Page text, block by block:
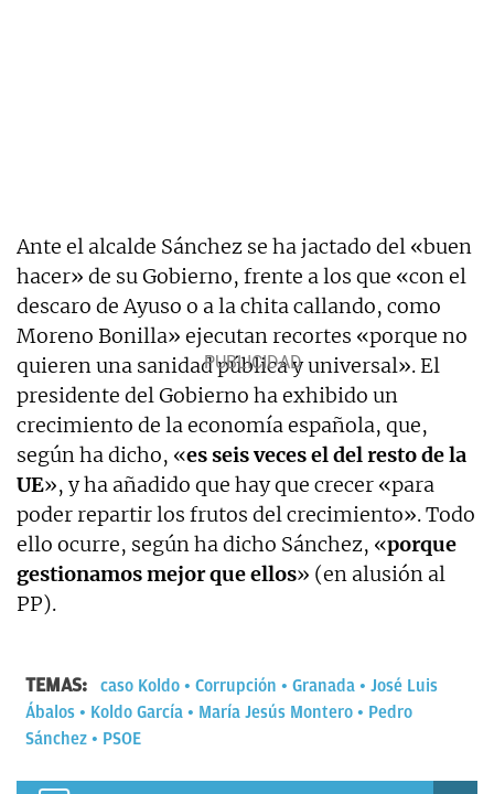
Ante el alcalde Sánchez se ha jactado del «buen
hacer» de su Gobierno, frente a los que «con el
descaro de Ayuso o a la chita callando, como
Moreno Bonilla» ejecutan recortes «porque no
quieren una sanidad pública y universal». El
presidente del Gobierno ha exhibido un
crecimiento de la economía española, que,
según ha dicho, «es seis veces el del resto de la
UE», y ha añadido que hay que crecer «para
poder repartir los frutos del crecimiento». Todo
ello ocurre, según ha dicho Sánchez, «porque
gestionamos mejor que ellos» (en alusión al
PP).
TEMAS: caso Koldo Corrupción Granada
José Luis
Ábalos
Koldo García María Jesús Montero
Pedro
Sánchez
PSOE